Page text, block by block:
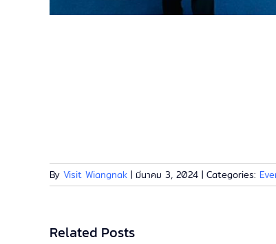
By Visit Wiangnak | มีนาคม 3, 2024 | Categories:
Related Posts